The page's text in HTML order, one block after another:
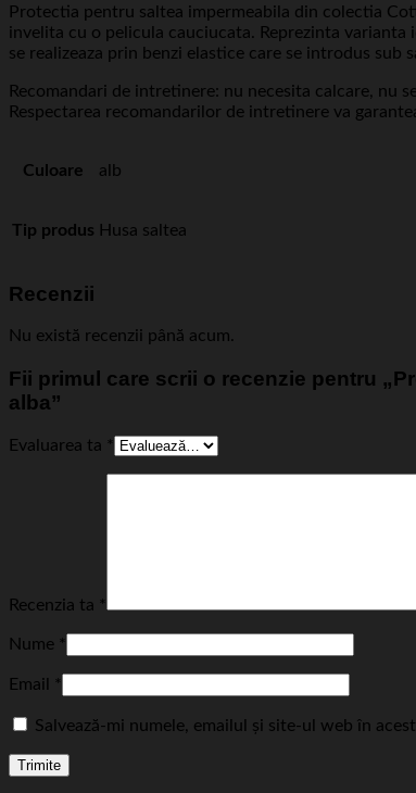
Protectia pentru saltea impermeabila din colectia
invelita cu o pelicula cauciucata. Reprezinta
se realizeaza prin benzi elastice care se introdus
Recomandari de intretinere: nu necesita calcare, nu
Respectarea recomandarilor de intretinere va
Culoare alb
Tip produs Husa saltea
Recenzii
Nu există recenzii până acum.
Fii primul care scrii o recenzie pentru
alba”
Evaluarea ta *
Recenzia ta *
Nume *
Email *
Salvează-mi numele, emailul și site-ul web în